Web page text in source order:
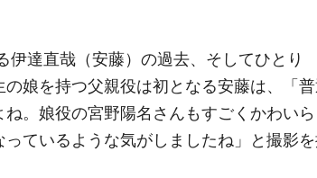
達直哉（安藤）の過去、そしてひとり
娘を持つ父親役は初となる安藤は、「
。娘役の宮野陽名さんもすごくかわい
ているような気がしましたね」と撮影